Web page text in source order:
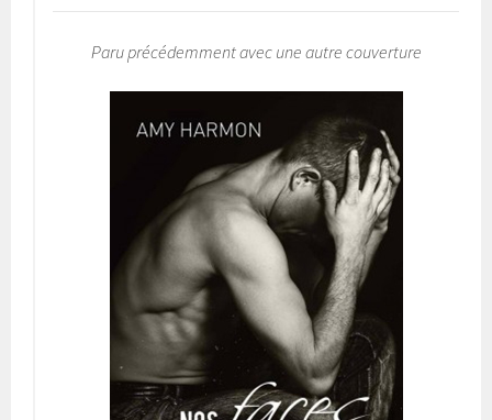
Paru précédemment avec une autre couverture